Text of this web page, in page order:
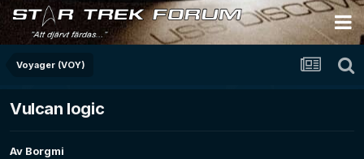
Voyager (VOY)
Vulcan logic
Av Borgmi